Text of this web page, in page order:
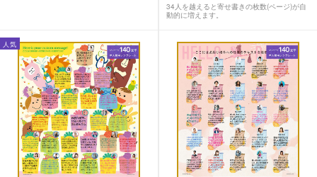
34人を越えると寄せ書きの枚数(ページ)が自
動的に増えます。
人気